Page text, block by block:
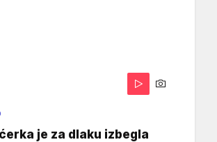
je za dlaku izbegla